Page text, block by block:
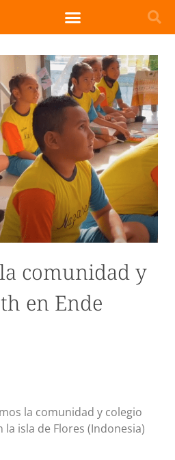
comunidad y
en Ende
la comunidad y colegio
la isla de Flores (Indonesia)